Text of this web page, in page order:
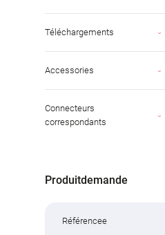
Téléchargements
Accessories
Connecteurs
correspondants
Produitdemande
Référencee